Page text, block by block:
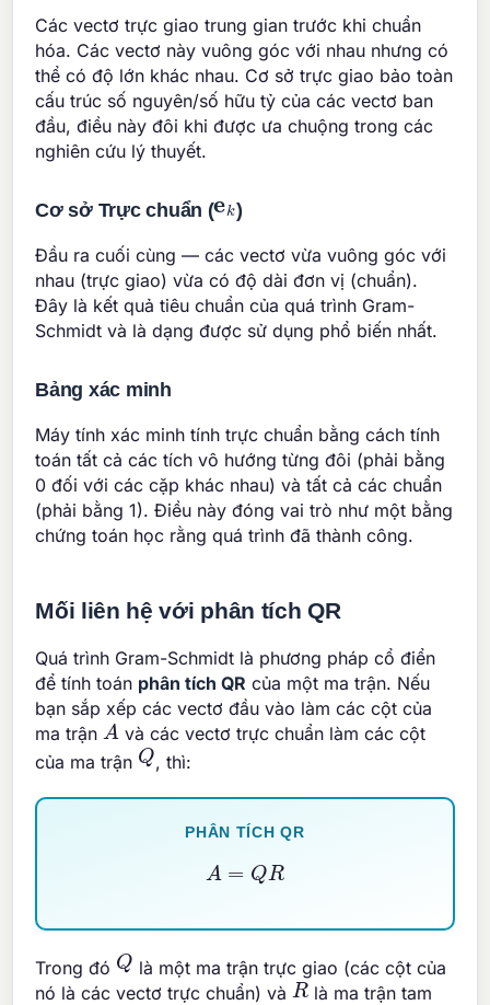
Các vectơ trực giao trung gian trước khi chuẩn
hóa. Các vectơ này vuông góc với nhau nhưng có
thể có độ lớn khác nhau. Cơ sở trực giao bảo toàn
cấu trúc số nguyên/số hữu tỷ của các vectơ ban
đầu, điều này đôi khi được ưa chuộng trong các
nghiên cứu lý thuyết.
Cơ sở Trực chuẩn (ek)
Đầu ra cuối cùng — các vectơ vừa vuông góc với
nhau (trực giao) vừa có độ dài đơn vị (chuẩn).
Đây là kết quả tiêu chuẩn của quá trình Gram-
Schmidt và là dạng được sử dụng phổ biến nhất.
Bảng xác minh
Máy tính xác minh tính trực chuẩn bằng cách tính
toán tất cả các tích vô hướng từng đôi (phải bằng
0 đối với các cặp khác nhau) và tất cả các chuẩn
(phải bằng 1). Điều này đóng vai trò như một bằng
chứng toán học rằng quá trình đã thành công.
Mối liên hệ với phân tích QR
Quá trình Gram-Schmidt là phương pháp cổ điển
để tính toán phân tích QR của một ma trận. Nếu
bạn sắp xếp các vectơ đầu vào làm các cột của
ma trậnA và các vectơ trực chuẩn làm các cột
của ma trận
Q
, thì:
PHÂN TÍCH QR
A= QR
Trong đó
Q
là một ma trận trực giao (các cột của
nó là các vectơ trực chuẩn) vàR là ma trận tam